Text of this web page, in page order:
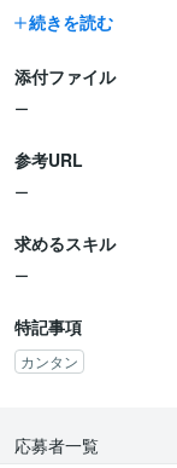
【必須条件】
・REINSの利用権限
・HTMLデータの提
【歓迎条件】
続きを読む
添付ファイル
ー
参考URL
ー
求めるスキル
ー
特記事項
カンタン
応募者一覧